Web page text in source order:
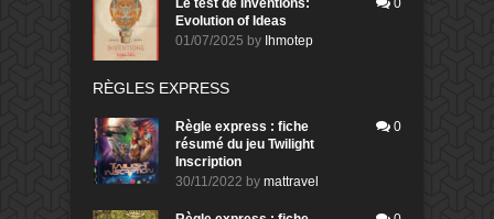
Evolution of Ideas
01/07/2025 by Ihmotep
RÈGLES EXPRESS
Règle express : fiche
résumé du jeu Twilight
Inscription
30/11/2022 by mattravel
0